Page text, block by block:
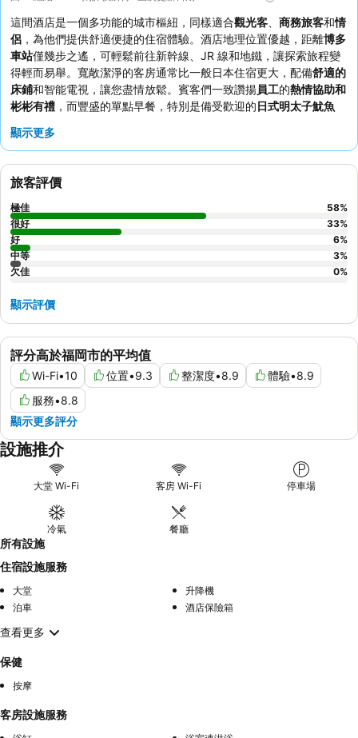
這間酒店是一個多功能的城市樞紐，同樣適合觀光客 商務旅客和情
侶 ，為他們提供舒適便捷的住宿體驗。酒店地理位置優越，距離博多
車站僅幾步之遙，可輕鬆前往新幹線、JR 線和地鐵，讓探索旅程變
得輕而易舉。寬敞潔淨的客房通常比一般日本住宿更大，配備舒適的
床鋪和智能電視，讓您盡情放鬆。賓客們一致讚揚員工的熱情協助和
彬彬有禮 ，而豐盛的單點早餐，特別是備受歡迎的日式明太子魷魚
轉送服務
顯示更多
評分高於福岡市的平均值
Wi-Fi•10 位置•9.3 整潔度•8.9 體驗•8.9
服務•8.8
顯示更多評分
旅客評價
極佳 58%
很好
33%
好
6%
中等
3%
欠佳
0%
顯示評價
設施推介
大堂 Wi-Fi 客房 Wi-Fi 停車場
冷氣 餐廳
所有設施
住宿設施服務
大堂
升降機
泊車
酒店保險箱
查看更多
保健
按摩
客房設施服務